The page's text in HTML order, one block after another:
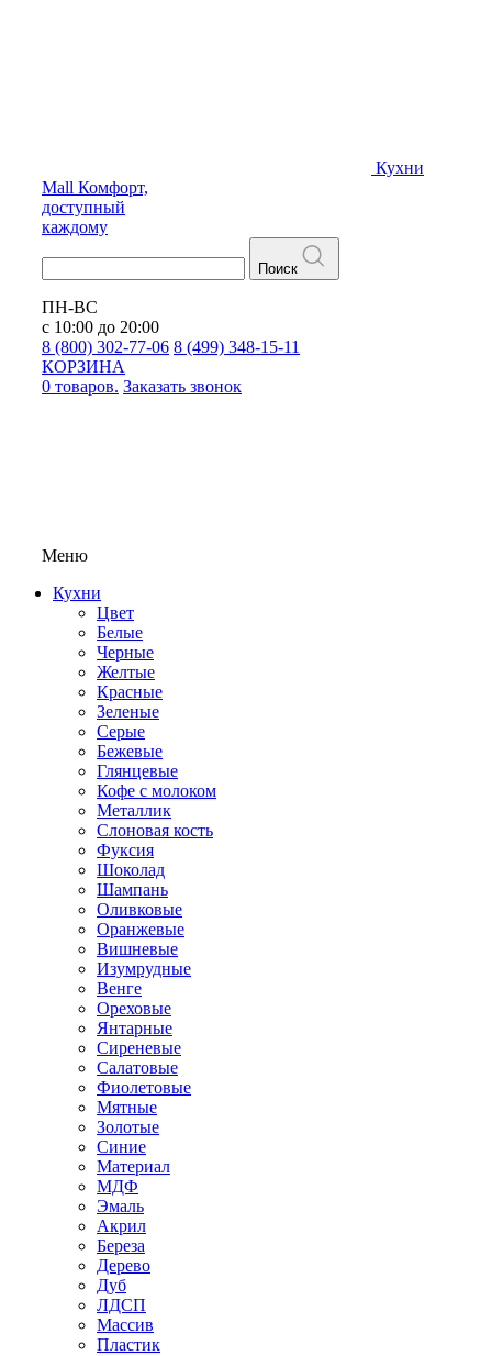
Кухни
Mall Комфорт,
доступный
каждому
Поиск
ПН-ВС
с 10:00 до 20:00
8 (800) 302-77-06 8 (499) 348-15-11
КОРЗИНА
0 товаров. Заказать звонок
Меню
Кухни
Цвет
Белые
Черные
Желтые
Красные
Зеленые
Серые
Бежевые
Глянцевые
Кофе с молоком
Металлик
Слоновая кость
Фуксия
Шоколад
Шампань
Оливковые
Оранжевые
Вишневые
Изумрудные
Венге
Ореховые
Янтарные
Сиреневые
Салатовые
Фиолетовые
Мятные
Золотые
Синие
Материал
МДФ
Эмаль
Акрил
Береза
Дерево
Дуб
ЛДСП
Массив
Пластик